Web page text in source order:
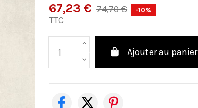
67,23 € 74,70 € -10%
TTC
Ajouter au panier